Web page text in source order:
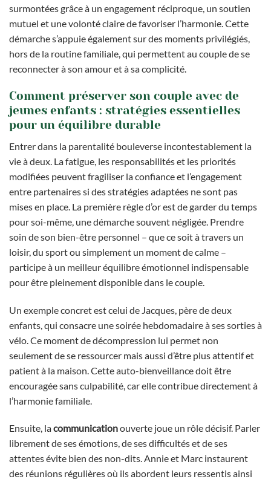
surmontées grâce à un engagement réciproque, un soutien
mutuel et une volonté claire de favoriser l’harmonie. Cette
démarche s’appuie également sur des moments privilégiés,
hors de la routine familiale, qui permettent au couple de se
reconnecter à son amour et à sa complicité.
Comment préserver son couple avec de
jeunes enfants : stratégies essentielles
pour un équilibre durable
Entrer dans la parentalité bouleverse incontestablement la
vie à deux. La fatigue, les responsabilités et les priorités
modifiées peuvent fragiliser la confiance et l’engagement
entre partenaires si des stratégies adaptées ne sont pas
mises en place. La première règle d’or est de garder du temps
pour soi-même, une démarche souvent négligée. Prendre
soin de son bien-être personnel – que ce soit à travers un
loisir, du sport ou simplement un moment de calme –
participe à un meilleur équilibre émotionnel indispensable
pour être pleinement disponible dans le couple.
Un exemple concret est celui de Jacques, père de deux
enfants, qui consacre une soirée hebdomadaire à ses sorties à
vélo. Ce moment de décompression lui permet non
seulement de se ressourcer mais aussi d’être plus attentif et
patient à la maison. Cette auto-bienveillance doit être
encouragée sans culpabilité, car elle contribue directement à
l’harmonie familiale.
Ensuite, lacommunicationouverte joue un rôle décisif. Parler
librement de ses émotions, de ses difficultés et de ses
attentes évite bien des non-dits. Annie et Marc instaurent
des réunions régulières où ils abordent leurs ressentis ainsi